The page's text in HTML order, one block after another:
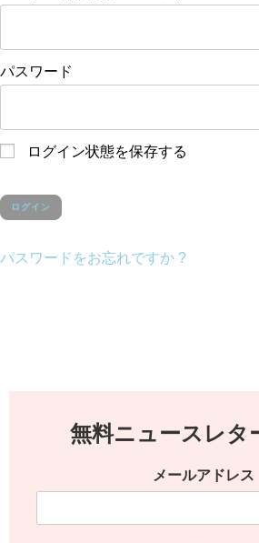
パスワード
ログイン状態を保存する
パスワードをお忘れですか ?
無料ニュースレタ
メールアドレス